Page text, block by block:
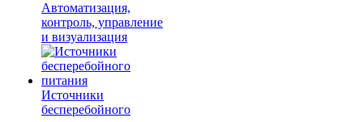
Автоматизация,
контроль, управление
и визуализация
Источники
бесперебойного